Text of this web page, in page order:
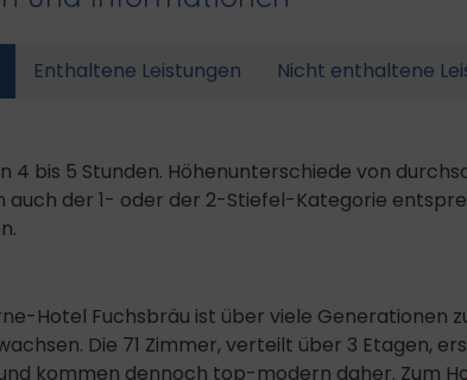
Enthaltene Leistungen Nicht enthaltene
4 bis 5 Stunden. Höhenunterschiede von
auch der 1- oder der 2-Stiefel-Kategorie
Hotel Fuchsbräu ist über viele Generationen
Die 71 Zimmer, verteilt über 3 Etagen,
kommen dennoch top-modern daher. Zum